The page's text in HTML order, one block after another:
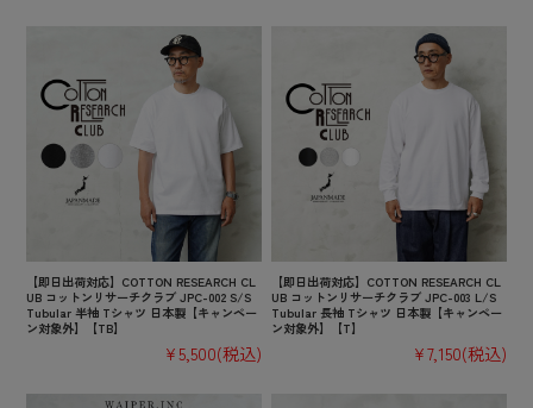
【即日出荷対応】COTTON RESEARCH CL
UB コットンリサーチクラブ JPC-002 S/S
Tubular 半袖 Tシャツ 日本製【キャンペー
ン対象外】【TB】
¥5,500(税込)
【即日出荷対応】COTTON RESEARCH CL
UB コットンリサーチクラブ JPC-003 L/S
Tubular 長袖 Tシャツ 日本製【キャンペー
ン対象外】【T】
¥7,150(税込)